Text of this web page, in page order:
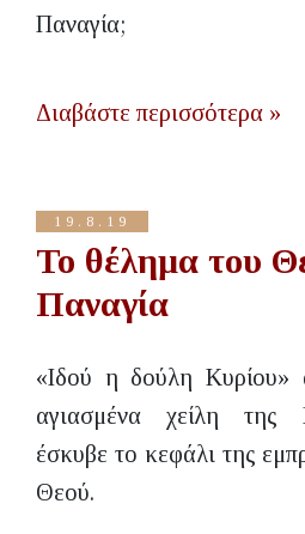
Παναγία;
Διαβάστε περισσότερα »
19.8.19
Το θέλημα του
Παναγία
«Ιδού η δούλη Κυρίου»
αγιασμένα χείλη της
έσκυβε το κεφάλι της
Θεού.